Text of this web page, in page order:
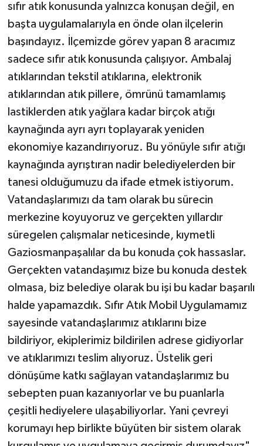
sıfır atık konusunda yalnızca konuşan değil, en
başta uygulamalarıyla en önde olan ilçelerin
başındayız. İlçemizde görev yapan 8 aracımız
sadece sıfır atık konusunda çalışıyor. Ambalaj
atıklarından tekstil atıklarına, elektronik
atıklarından atık pillere, ömrünü tamamlamış
lastiklerden atık yağlara kadar birçok atığı
kaynağında ayrı ayrı toplayarak yeniden
ekonomiye kazandırıyoruz. Bu yönüyle sıfır atığı
kaynağında ayrıştıran nadir belediyelerden bir
tanesi olduğumuzu da ifade etmek istiyorum.
Vatandaşlarımızı da tam olarak bu sürecin
merkezine koyuyoruz ve gerçekten yıllardır
süregelen çalışmalar neticesinde, kıymetli
Gaziosmanpaşalılar da bu konuda çok hassaslar.
Gerçekten vatandaşımız bize bu konuda destek
olmasa, biz belediye olarak bu işi bu kadar başarılı
halde yapamazdık. Sıfır Atık Mobil Uygulamamız
sayesinde vatandaşlarımız atıklarını bize
bildiriyor, ekiplerimiz bildirilen adrese gidiyorlar
ve atıklarımızı teslim alıyoruz. Üstelik geri
dönüşüme katkı sağlayan vatandaşlarımız bu
sebepten puan kazanıyorlar ve bu puanlarla
çeşitli hediyelere ulaşabiliyorlar. Yani çevreyi
korumayı hep birlikte büyüten bir sistem olarak